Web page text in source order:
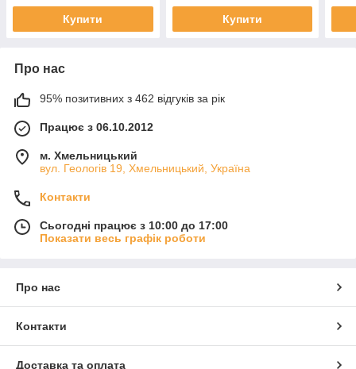
Купити Купити
Про нас
95% позитивних з 462 відгуків за рік
Працює з 06.10.2012
м. Хмельницький
вул. Геологів 19, Хмельницький, Україна
Контакти
Сьогодні працює з 10:00 до 17:00
Показати весь графік роботи
Про нас
Контакти
Доставка та оплата